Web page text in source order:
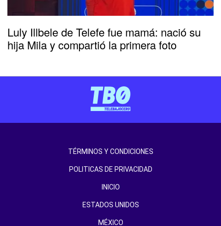
Luly Illbele de Telefe fue mamá: nació su
hija Mila y compartió la primera foto
TÉRMINOS Y CONDICIONES
POLITICAS DE PRIVACIDAD
INICIO
ESTADOS UNIDOS
MÉXICO